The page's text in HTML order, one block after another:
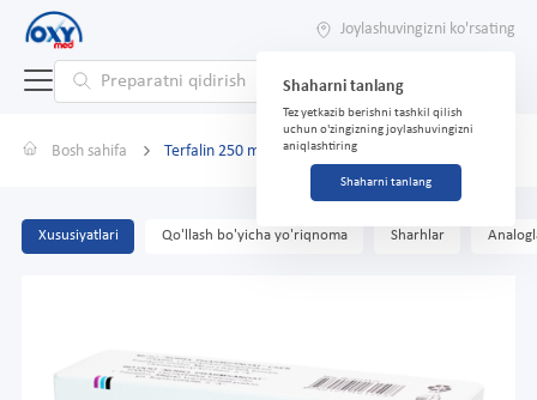
Joylashuvingizni ko'rsating
Shaharni tanlang
Tez yetkazib berishni tashkil qilish
uchun o'zingizning joylashuvingizni
aniqlashtiring
Shaharni tanlang
Bosh sahifa Terfalin 250 mg № 14
Xususiyatlari Qo'llash bo'yicha yo'riqnoma Sharhlar